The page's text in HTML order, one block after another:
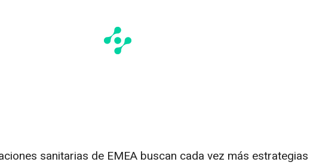
sanitarias de EMEA buscan cada vez más estrategias